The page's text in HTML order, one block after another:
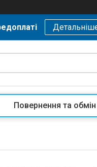
Повернення та обмін